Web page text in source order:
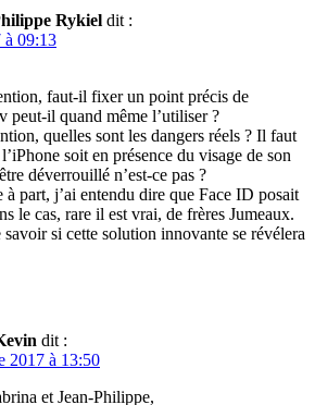
Rykiel dit :
à 09:13
faut-il fixer un point précis de
peut-il quand même l’utiliser ?
quelles sont les dangers réels ? Il faut
soit en présence du visage de son
déverrouillé n’est-ce pas ?
part, j’ai entendu dire que Face ID posait
le cas, rare il est vrai, de frères Jumeaux.
savoir si cette solution innovante se révélera
dit :
2017 à 13:50
et Jean-Philippe,